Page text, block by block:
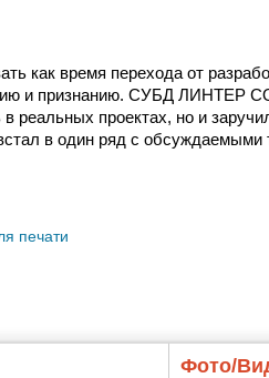
как время перехода от
и признанию. СУБД ЛИНТЕР
реальных проектах, но и
в один ряд с
печати
Фото/